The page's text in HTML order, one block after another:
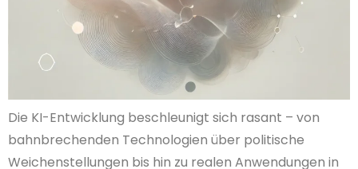
Die KI-Entwicklung beschleunigt sich rasant – von
bahnbrechenden Technologien über politische
Weichenstellungen bis hin zu realen Anwendungen in